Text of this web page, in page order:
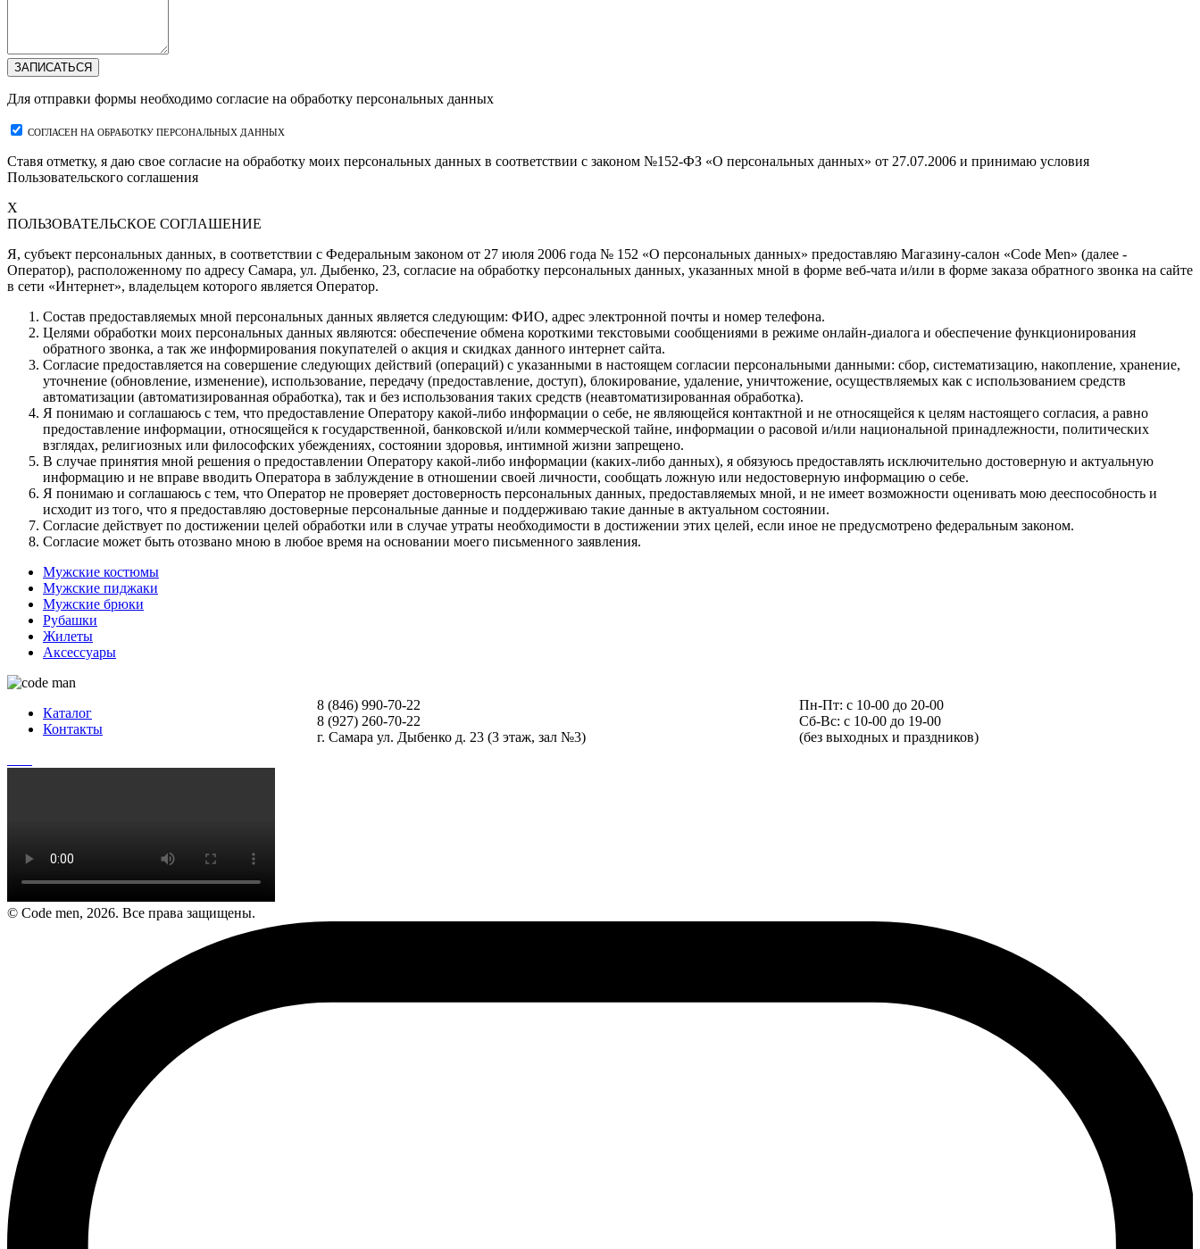
ЗАПИСАТЬСЯ
Для отправки формы необходимо согласие на обработку персональных данных
СОГЛАСЕН НА ОБРАБОТКУ ПЕРСОНАЛЬНЫХ ДАННЫХ
Ставя отметку, я даю свое согласие на обработку моих персональных данных в соответствии с законом №152-ФЗ «О персональных данных» от 27.07.2006 и принимаю условия
Пользовательского соглашения
X
ПОЛЬЗОВАТЕЛЬСКОЕ СОГЛАШЕНИЕ
Я, субъект персональных данных, в соответствии с Федеральным законом от 27 июля 2006 года № 152 «О персональных данных» предоставляю Магазину-салон «Code Men» (далее -
Оператор), расположенному по адресу Самара, ул. Дыбенко, 23, согласие на обработку персональных данных, указанных мной в форме веб-чата и/или в форме заказа обратного звонка на сайте
в сети «Интернет», владельцем которого является Оператор.
Состав предоставляемых мной персональных данных является следующим: ФИО, адрес электронной почты и номер телефона.
Целями обработки моих персональных данных являются: обеспечение обмена короткими текстовыми сообщениями в режиме онлайн-диалога и обеспечение функционирования
обратного звонка, а так же информирования покупателей о акция и скидках данного интернет сайта.
Согласие предоставляется на совершение следующих действий (операций) с указанными в настоящем согласии персональными данными: сбор, систематизацию, накопление, хранение,
уточнение (обновление, изменение), использование, передачу (предоставление, доступ), блокирование, удаление, уничтожение, осуществляемых как с использованием средств
автоматизации (автоматизированная обработка), так и без использования таких средств (неавтоматизированная обработка).
Я понимаю и соглашаюсь с тем, что предоставление Оператору какой-либо информации о себе, не являющейся контактной и не относящейся к целям настоящего согласия, а равно
предоставление информации, относящейся к государственной, банковской и/или коммерческой тайне, информации о расовой и/или национальной принадлежности, политических
взглядах, религиозных или философских убеждениях, состоянии здоровья, интимной жизни запрещено.
В случае принятия мной решения о предоставлении Оператору какой-либо информации (каких-либо данных), я обязуюсь предоставлять исключительно достоверную и актуальную
информацию и не вправе вводить Оператора в заблуждение в отношении своей личности, сообщать ложную или недостоверную информацию о себе.
Я понимаю и соглашаюсь с тем, что Оператор не проверяет достоверность персональных данных, предоставляемых мной, и не имеет возможности оценивать мою дееспособность и
исходит из того, что я предоставляю достоверные персональные данные и поддерживаю такие данные в актуальном состоянии.
Согласие действует по достижении целей обработки или в случае утраты необходимости в достижении этих целей, если иное не предусмотрено федеральным законом.
Согласие может быть отозвано мною в любое время на основании моего письменного заявления.
Мужские костюмы
Мужские пиджаки
Мужские брюки
Рубашки
Жилеты
Аксессуары
Каталог
Контакты
8 (846) 990-70-22
8 (927) 260-70-22
г. Самара ул. Дыбенко д. 23 (3 этаж, зал №3)
Пн-Пт: с 10-00 до 20-00
Сб-Вс: с 10-00 до 19-00
(без выходных и праздников)
© Code men, 2026. Все права защищены.